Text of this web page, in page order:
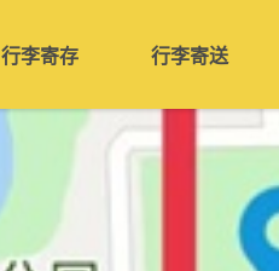
行李寄存 行李寄送